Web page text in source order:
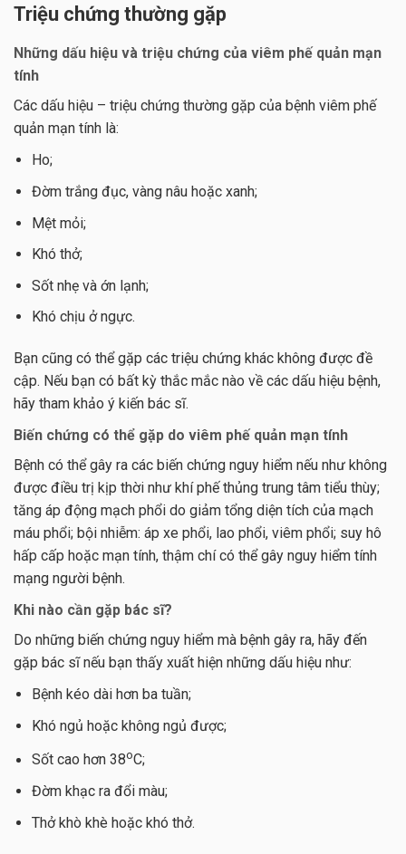
Triệu chứng thường gặp
Những dấu hiệu và triệu chứng của viêm phế quản mạn
tính
Các dấu hiệu – triệu chứng thường gặp của bệnh viêm phế
quản mạn tính là:
Ho;
Đờm trắng đục, vàng nâu hoặc xanh;
Mệt mỏi;
Khó thở;
Sốt nhẹ và ớn lạnh;
Khó chịu ở ngực.
Bạn cũng có thể gặp các triệu chứng khác không được đề
cập. Nếu bạn có bất kỳ thắc mắc nào về các dấu hiệu bệnh,
hãy tham khảo ý kiến bác sĩ.
Biến chứng có thể gặp do viêm phế quản mạn tính
Bệnh có thể gây ra các biến chứng nguy hiểm nếu như không
được điều trị kịp thời như khí phế thủng trung tâm tiểu thùy;
tăng áp động mạch phổi do giảm tổng diện tích của mạch
máu phổi; bội nhiễm: áp xe phổi, lao phổi, viêm phổi; suy hô
hấp cấp hoặc mạn tính, thậm chí có thể gây nguy hiểm tính
mạng người bệnh.
Khi nào cần gặp bác sĩ?
Do những biến chứng nguy hiểm mà bệnh gây ra, hãy đến
gặp bác sĩ nếu bạn thấy xuất hiện những dấu hiệu như:
Bệnh kéo dài hơn ba tuần;
Khó ngủ hoặc không ngủ được;
Sốt cao hơn 38oC;
Đờm khạc ra đổi màu;
Thở khò khè hoặc khó thở.